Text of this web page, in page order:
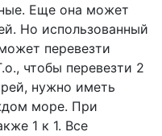
Еще она может
Но использованный
перевезти
чтобы перевезти 2
нужно иметь
море. При
1 к 1. Все